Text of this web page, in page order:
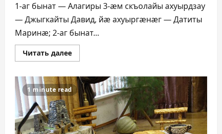
1-аг бынат — Алагиры 3-æм скъолайы ахуырдзау
— Джыгкайты Давид, йæ ахуыргæнæг — Датиты
Маринæ; 2-аг бынат...
Читать далееПрочитать
больше
ДÆН
ÆЗ»
Алагиры
районы
1 minute read